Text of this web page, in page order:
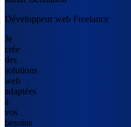
Développeur web Freelance
Je
crée
des
solutions
web
adaptées
à
vos
besoins